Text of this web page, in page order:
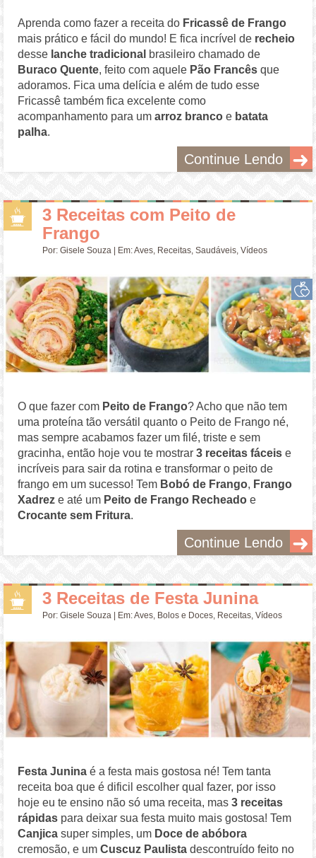
Aprenda como fazer a receita do Fricassê de Frango
mais prático e fácil do mundo! E fica incrível de recheio
desse lanche tradicional brasileiro chamado de
Buraco Quente, feito com aquele Pão Francês que
adoramos. Fica uma delícia e além de tudo esse
Fricassê também fica excelente como
acompanhamento para um arroz branco e batata
palha.
Continue Lendo
3 Receitas com Peito de
Frango
Por:Gisele Souza | Em:Aves, Receitas,Saudáveis,Vídeos
O que fazer com Peito de Frango? Acho que não tem
uma proteína tão versátil quanto o Peito de Frango né,
mas sempre acabamos fazer um filé, triste e sem
gracinha, então hoje vou te mostrar3 receitas fáceis e
incríveis para sair da rotina e transformar o peito de
frango em um sucesso! Tem Bobó de Frango, Frango
Xadrez e até um Peito de Frango Recheado e
Crocante sem Fritura.
Continue Lendo
3 Receitas de Festa Junina
Por:Gisele Souza | Em:Aves, Bolos e Doces, Receitas,Vídeos
Festa Junina é a festa mais gostosa né! Tem tanta
receita boa que é dificil escolher qual fazer, por isso
hoje eu te ensino não só uma receita, mas3 receitas
rápidas para deixar sua festa muito mais gostosa! Tem
Canjica super simples, um Doce de abóbora
cremosão, e umCuscuz Paulista descontruído feito no